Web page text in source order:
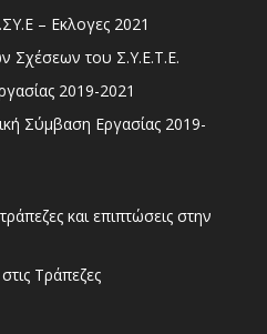
– Εκλογες 2021
Σχέσεων του Σ.Υ.Ε.Τ.Ε.
2019-2021
Σύμβαση Εργασίας 2019-
και επιπτώσεις στην
Τράπεζες